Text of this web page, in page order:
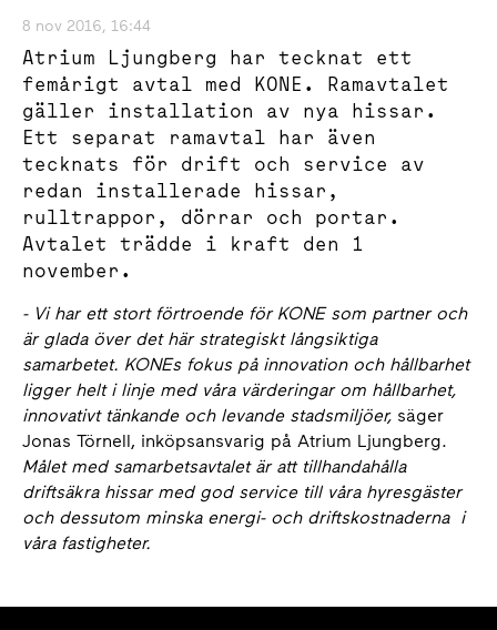
8 nov 2016, 16:44
Atrium Ljungberg har tecknat ett
femårigt avtal med KONE. Ramavtalet
gäller installation av nya hissar.
Ett separat ramavtal har även
tecknats för drift och service av
redan installerade hissar,
rulltrappor, dörrar och portar.
Avtalet trädde i kraft den 1
november.
- Vi har ett stort förtroende för KONE som partner och
är glada över det här strategiskt långsiktiga
samarbetet. KONEs fokus på innovation och hållbarhet
ligger helt i linje med våra värderingar om hållbarhet,
innovativt tänkande och levande stadsmiljöer, säger
Jonas Törnell, inköpsansvarig på Atrium Ljungberg.
Målet med samarbetsavtalet är att tillhandahålla
driftsäkra hissar med god service till våra hyresgäster
och dessutom minska energi- och driftskostnaderna i
våra fastigheter.